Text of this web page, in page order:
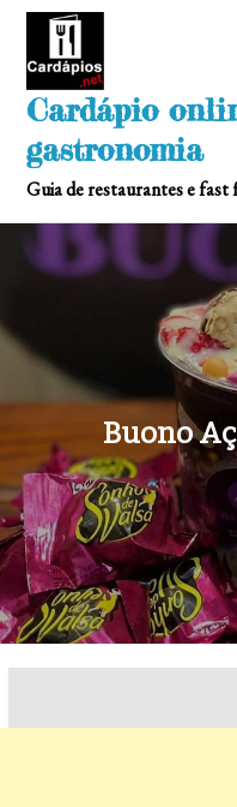
Skip
Cardápio
gastronomia
Guia de restaurantes e fast
Buono